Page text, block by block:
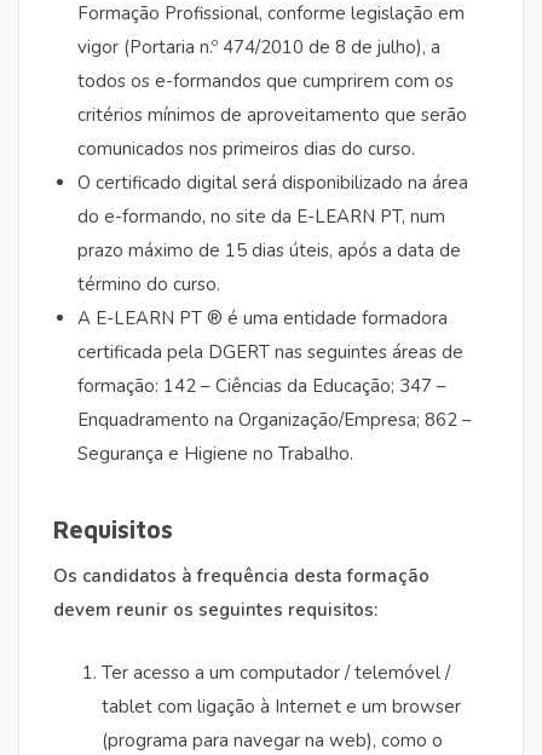
Formação Profissional, conforme legislação em
vigor (Portaria n.º 474/2010 de 8 de julho), a
todos os e-formandos que cumprirem com os
critérios mínimos de aproveitamento que serão
comunicados nos primeiros dias do curso.
O certificado digital será disponibilizado na área
do e-formando, no site da E-LEARN PT, num
prazo máximo de 15 dias úteis, após a data de
término do curso.
A E-LEARN PT ® é uma entidade formadora
certificada pela DGERT nas seguintes áreas de
formação: 142 – Ciências da Educação; 347 –
Enquadramento na Organização/Empresa; 862 –
Segurança e Higiene no Trabalho.
Requisitos
Os candidatos à frequência desta formação
devem reunir os seguintes requisitos:
Ter acesso a um computador / telemóvel /
tablet com ligação à Internet e um browser
(programa para navegar na web), como o